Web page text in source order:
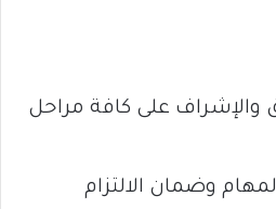
والإشراف على كافة مراحل
وضمان الالتزام